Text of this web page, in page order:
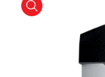
product view